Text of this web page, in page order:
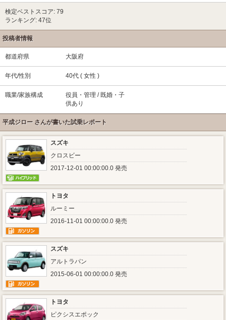
検定ベストスコア: 79
ランキング: 47位
投稿者情報
都道府県 大阪府
年代/性別 40代 ( 女性 )
職業/家族構成
役員・管理 / 既婚・子
供あり
平成ジロー さんが書いた試乗レポート
スズキ
クロスビー
2017-12-01 00:00:00.0 発売
トヨタ
ルーミー
2016-11-01 00:00:00.0 発売
スズキ
アルトラパン
2015-06-01 00:00:00.0 発売
トヨタ
ピクシスエポック